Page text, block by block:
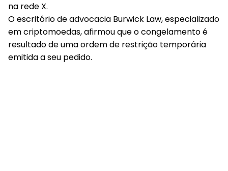
na rede X.
O escritório de advocacia Burwick Law, especializado
em criptomoedas, afirmou que o congelamento é
resultado de uma ordem de restrição temporária
emitida a seu pedido.